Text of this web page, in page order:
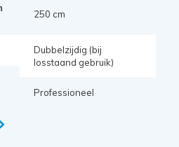
250 cm
Dubbelzijdig (bij
losstaand gebruik)
Professioneel